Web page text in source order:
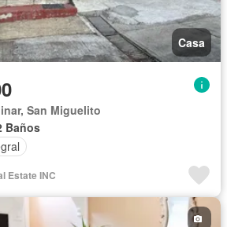
Casa
San Miguelito
Baños
Estate INC